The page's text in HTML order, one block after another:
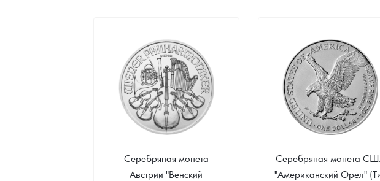
Звоните Звоните
Серебряная монета
Австрии "Венский
Серебряная монета
"Американский Орел"